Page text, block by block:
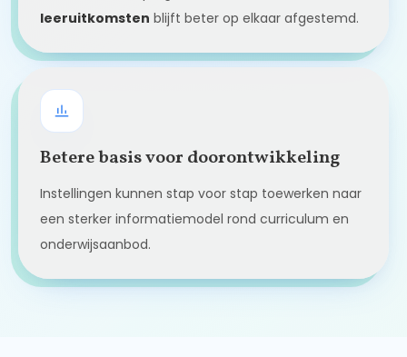
leeruitkomsten blijft beter op elkaar afgestemd.
Betere basis voor doorontwikkeling
Instellingen kunnen stap voor stap toewerken naar
een sterker informatiemodel rond curriculum en
onderwijsaanbod.